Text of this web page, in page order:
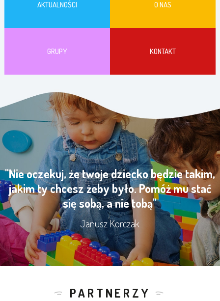
AKTUALNOŚCI O NAS
GRUPY KONTAKT
"Nie oczekuj, że twoje dziecko będzie takim,
jakim ty chcesz żeby było. Pomóż mu stać
się sobą, a nie tobą"
Janusz Korczak
PARTNERZY